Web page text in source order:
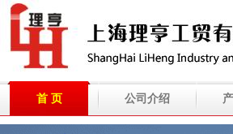
首 页 公司介绍